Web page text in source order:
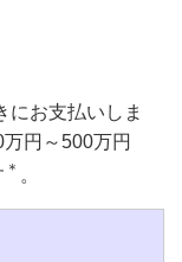
にお支払いしま
円～500万円
＊ 。